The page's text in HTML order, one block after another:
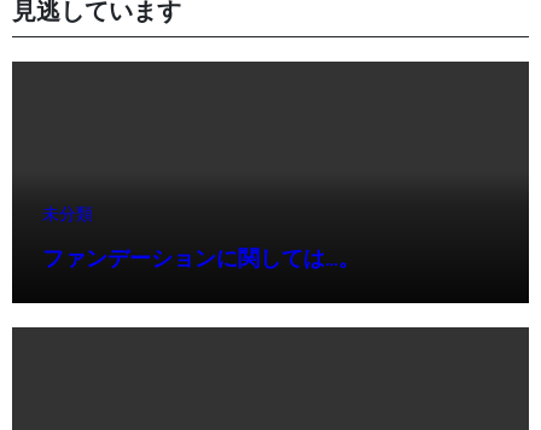
見逃しています
未分類
ファンデーションに関しては…。